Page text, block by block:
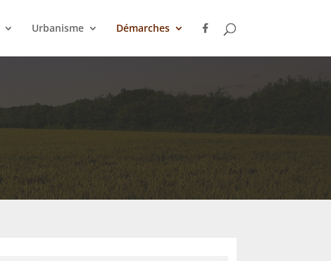
Urbanisme Démarches